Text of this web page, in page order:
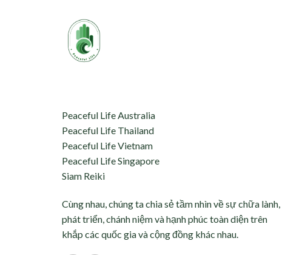
Peaceful Life Australia
Peaceful Life Thailand
Peaceful Life Vietnam
Peaceful Life Singapore
Siam Reiki
Cùng nhau, chúng ta chia sẻ tầm nhìn về sự chữa lành,
phát triển, chánh niệm và hạnh phúc toàn diện trên
khắp các quốc gia và cộng đồng khác nhau.